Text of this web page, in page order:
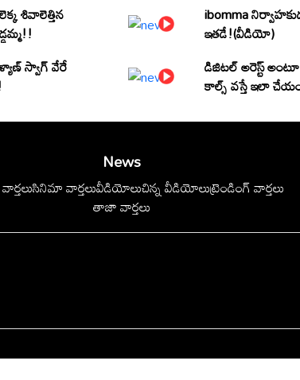
శివాలెత్తిన ibomma
ఇతడే!(వీడియో)
స్వాగ్ వేరే డిజిటల్ అరెస్ట్ అంటూ
కాల్స్ వస్తే ఇలా
News
సినిమా వార్తలువీడియోలుచిన్న వీడియోలుట్రెండింగ్ వార్తలు
తాజా వార్తలు